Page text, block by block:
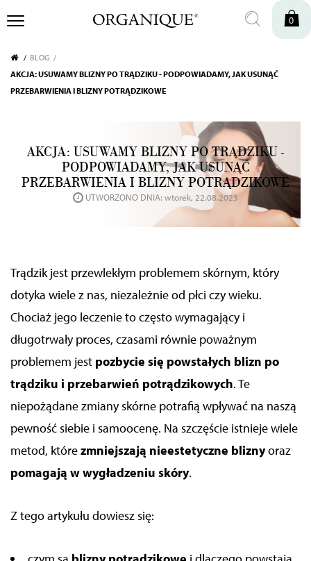
0
BLOG
AKCJA: USUWAMY BLIZNY PO TRĄDZIKU - PODPOWIADAMY, JAK USUNĄĆ
PRZEBARWIENIA I BLIZNY POTRĄDZIKOWE
AKCJA: USUWAMY BLIZNY PO TRĄDZIKU -
PODPOWIADAMY, JAK USUNĄĆ
PRZEBARWIENIA I BLIZNY POTRĄDZIKOWE
UTWORZONO DNIA: wtorek, 22.08.2023
Trądzik jest przewlekłym problemem skórnym, który
dotyka wiele z nas, niezależnie od płci czy wieku.
Chociaż jego leczenie to często wymagający i
długotrwały proces, czasami równie poważnym
problemem jest pozbycie się powstałych blizn po
trądziku i przebarwień potrądzikowych. Te
niepożądane zmiany skórne potrafią wpływać na naszą
pewność siebie i samoocenę. Na szczęście istnieje wiele
metod, którezmniejszają nieestetyczne bliznyoraz
pomagają w wygładzeniu skóry.
Z tego artykułu dowiesz się: